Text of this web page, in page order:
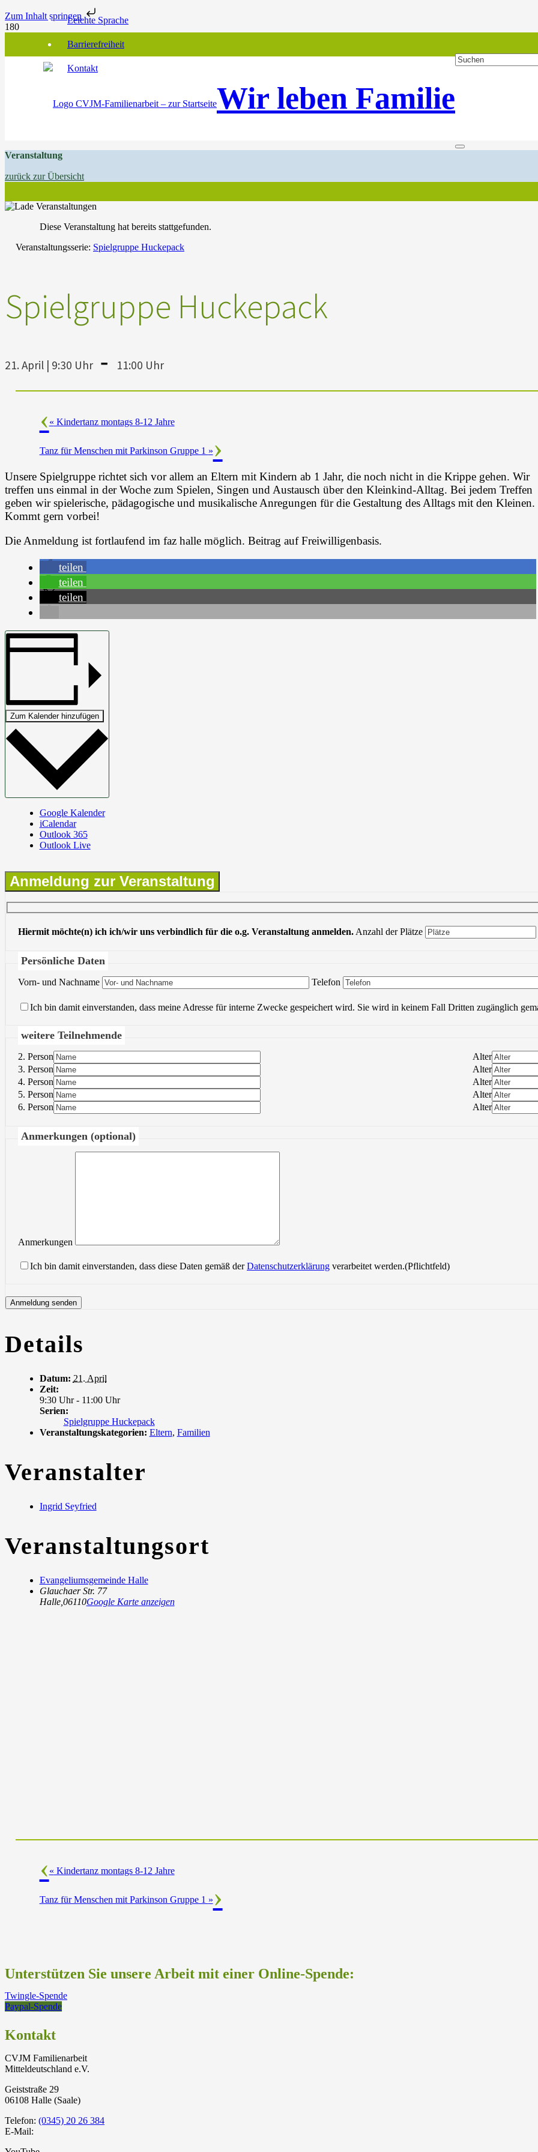
Zum Inhalt springenLeichte Sprache
Barrierefreiheit
Kontakt
Wir leben Familie
Veranstaltung
zurück zur Übersicht
Diese Veranstaltung hat bereits stattgefunden.
Veranstaltungsserie: Spielgruppe Huckepack
Spielgruppe Huckepack
21. April | 9:30 Uhr - 11:00 Uhr
« Kindertanz montags 8-12 Jahre
Tanz für Menschen mit Parkinson Gruppe 1 »
Unsere Spielgruppe richtet sich vor allem an Eltern mit Kindern ab 1 Jahr, die noch nicht in die Krippe gehen. Wir
treffen uns einmal in der Woche zum Spielen, Singen und Austausch über den Kleinkind-Alltag. Bei jedem Treffen
geben wir spielerische, pädagogische und musikalische Anregungen für die Gestaltung des Alltags mit den Kleinen.
Kommt gern vorbei!
Die Anmeldung ist fortlaufend im faz halle möglich. Beitrag auf Freiwilligenbasis.
teilen
teilen
teilen
Zum Kalender hinzufügen
Google Kalender
iCalendar
Outlook 365
Outlook Live
Anmeldung zur Veranstaltung
Hiermit möchte(n) ich ich/wir uns verbindlich für die o.g. Veranstaltung anmelden.Anzahl der Plätze
Persönliche Daten
Vorn- und Nachname Bitte lasse dieses Feld leer.
Telefon
Ich bin damit einverstanden, dass meine Adresse für interne Zwecke gespeichert wird. Sie wird in keinem Fall Dritten zugänglich
weitere Teilnehmende
2. Person
Alter
3. Person
Alter
4. Person
Alter
5. Person
Alter
6. Person
Alter
Anmerkungen (optional)
Anmerkungen
Ich bin damit einverstanden, dass diese Daten gemäß derDatenschutzerklärung verarbeitet werden.(Pflichtfeld)
Details
Datum: 21. April
Zeit:
9:30 Uhr - 11:00 Uhr
Serien:
Spielgruppe Huckepack
Veranstaltungskategorien: Eltern, Familien
Veranstalter
Ingrid Seyfried
Veranstaltungsort
Evangeliumsgemeinde Halle
Glauchaer Str. 77
Halle, 06110Google Karte anzeigen
« Kindertanz montags 8-12 Jahre
Tanz für Menschen mit Parkinson Gruppe 1 »
Unterstützen Sie unsere Arbeit mit einer Online-Spende:
Twingle-Spende
Paypal-Spende
Kontakt
CVJM Familienarbeit
Mitteldeutschland e.V.
Geiststraße 29
06108 Halle (Saale)
Telefon: (0345) 20 26 384
E-Mail: